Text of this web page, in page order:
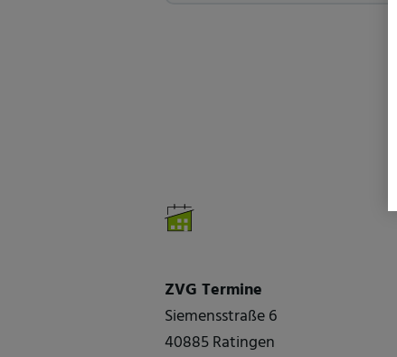
ZVG Termine
Siemensstraße 6
40885 Ratingen